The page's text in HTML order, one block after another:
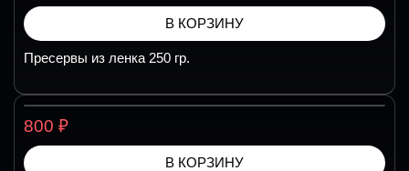
В КОРЗИНУ
Пресервы из ленка 250 гр.
800 ₽
В КОРЗИНУ